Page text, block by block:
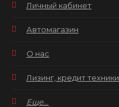
Личный кабинет
Автомагазин
О нас
Лизинг, кредит техники
Еще...